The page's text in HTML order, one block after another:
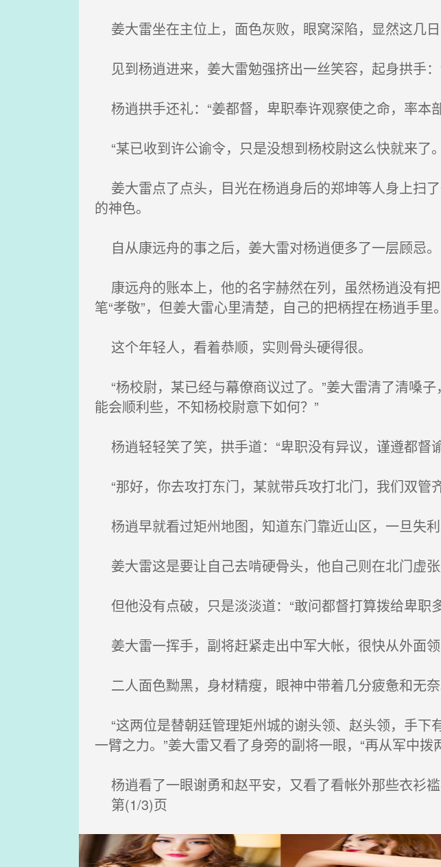
姜大雷坐在主位上，面色灰败，眼窝深陷，显然这几日
见到杨逍进来，姜大雷勉强挤出一丝笑容，起身拱手：
杨逍拱手还礼：“姜都督，卑职奉许观察使之命，率本
“某已收到许公谕令，只是没想到杨校尉这么快就来了
姜大雷点了点头，目光在杨逍身后的郑坤等人身上扫
的神色。
自从康远舟的事之后，姜大雷对杨逍便多了一层顾忌。
康远舟的账本上，他的名字赫然在列，虽然杨逍没有
笔“孝敬”，但姜大雷心里清楚，自己的把柄捏在杨逍手里。
这个年轻人，看着恭顺，实则骨头硬得很。
“杨校尉，某已经与幕僚商议过了。”姜大雷清了清嗓
能会顺利些，不知杨校尉意下如何？”
杨逍轻轻笑了笑，拱手道：“卑职没有异议，谨遵都督
“那好，你去攻打东门，某就带兵攻打北门，我们双管
杨逍早就看过矩州地图，知道东门靠近山区，一旦失
姜大雷这是要让自己去啃硬骨头，他自己则在北门虚
但他没有点破，只是淡淡道：“敢问都督打算拨给卑职
姜大雷一挥手，副将赶紧走出中军大帐，很快从外面领
二人面色黝黑，身材精瘦，眼神中带着几分疲惫和无奈
“这两位是替朝廷管理矩州城的谢头领、赵头领，手下
一臂之力。”姜大雷又看了身旁的副将一眼，“再从军中拨
杨逍看了一眼谢勇和赵平安，又看了看帐外那些衣衫褴
第(1/3)页